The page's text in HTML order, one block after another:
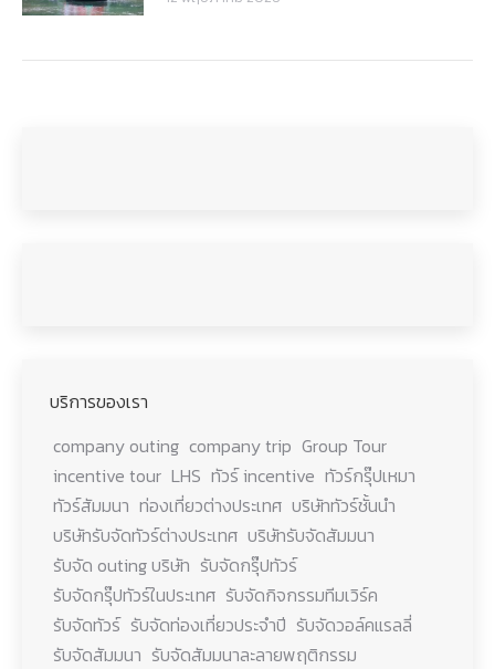
บริการของเรา
company outing company trip Group Tour
incentive tour LHS ทัวร์ incentive ทัวร์กรุ๊ปเหมา
ทัวร์สัมมนา ท่องเที่ยวต่างประเทศ บริษัททัวร์ชั้นนำ
บริษัทรับจัดทัวร์ต่างประเทศ บริษัทรับจัดสัมมนา
รับจัด outing บริษัท รับจัดกรุ๊ปทัวร์
รับจัดกรุ๊ปทัวร์ในประเทศ รับจัดกิจกรรมทีมเวิร์ค
รับจัดทัวร์ รับจัดท่องเที่ยวประจำปี รับจัดวอล์คแรลลี่
รับจัดสัมมนา รับจัดสัมมนาละลายพฤติกรรม